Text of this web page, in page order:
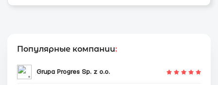
Популярные компании:
Grupa Progres Sp. z o.o.